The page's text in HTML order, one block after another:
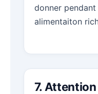
donner
alimentaiton
7.